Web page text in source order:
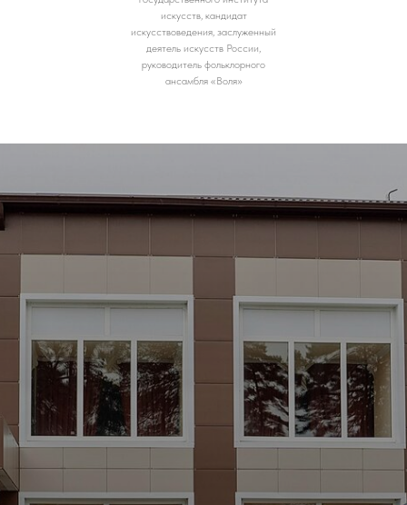
искусств, кандидат
искусствоведения, заслуженный
деятель искусств России,
руководитель фольклорного
ансамбля «Воля»